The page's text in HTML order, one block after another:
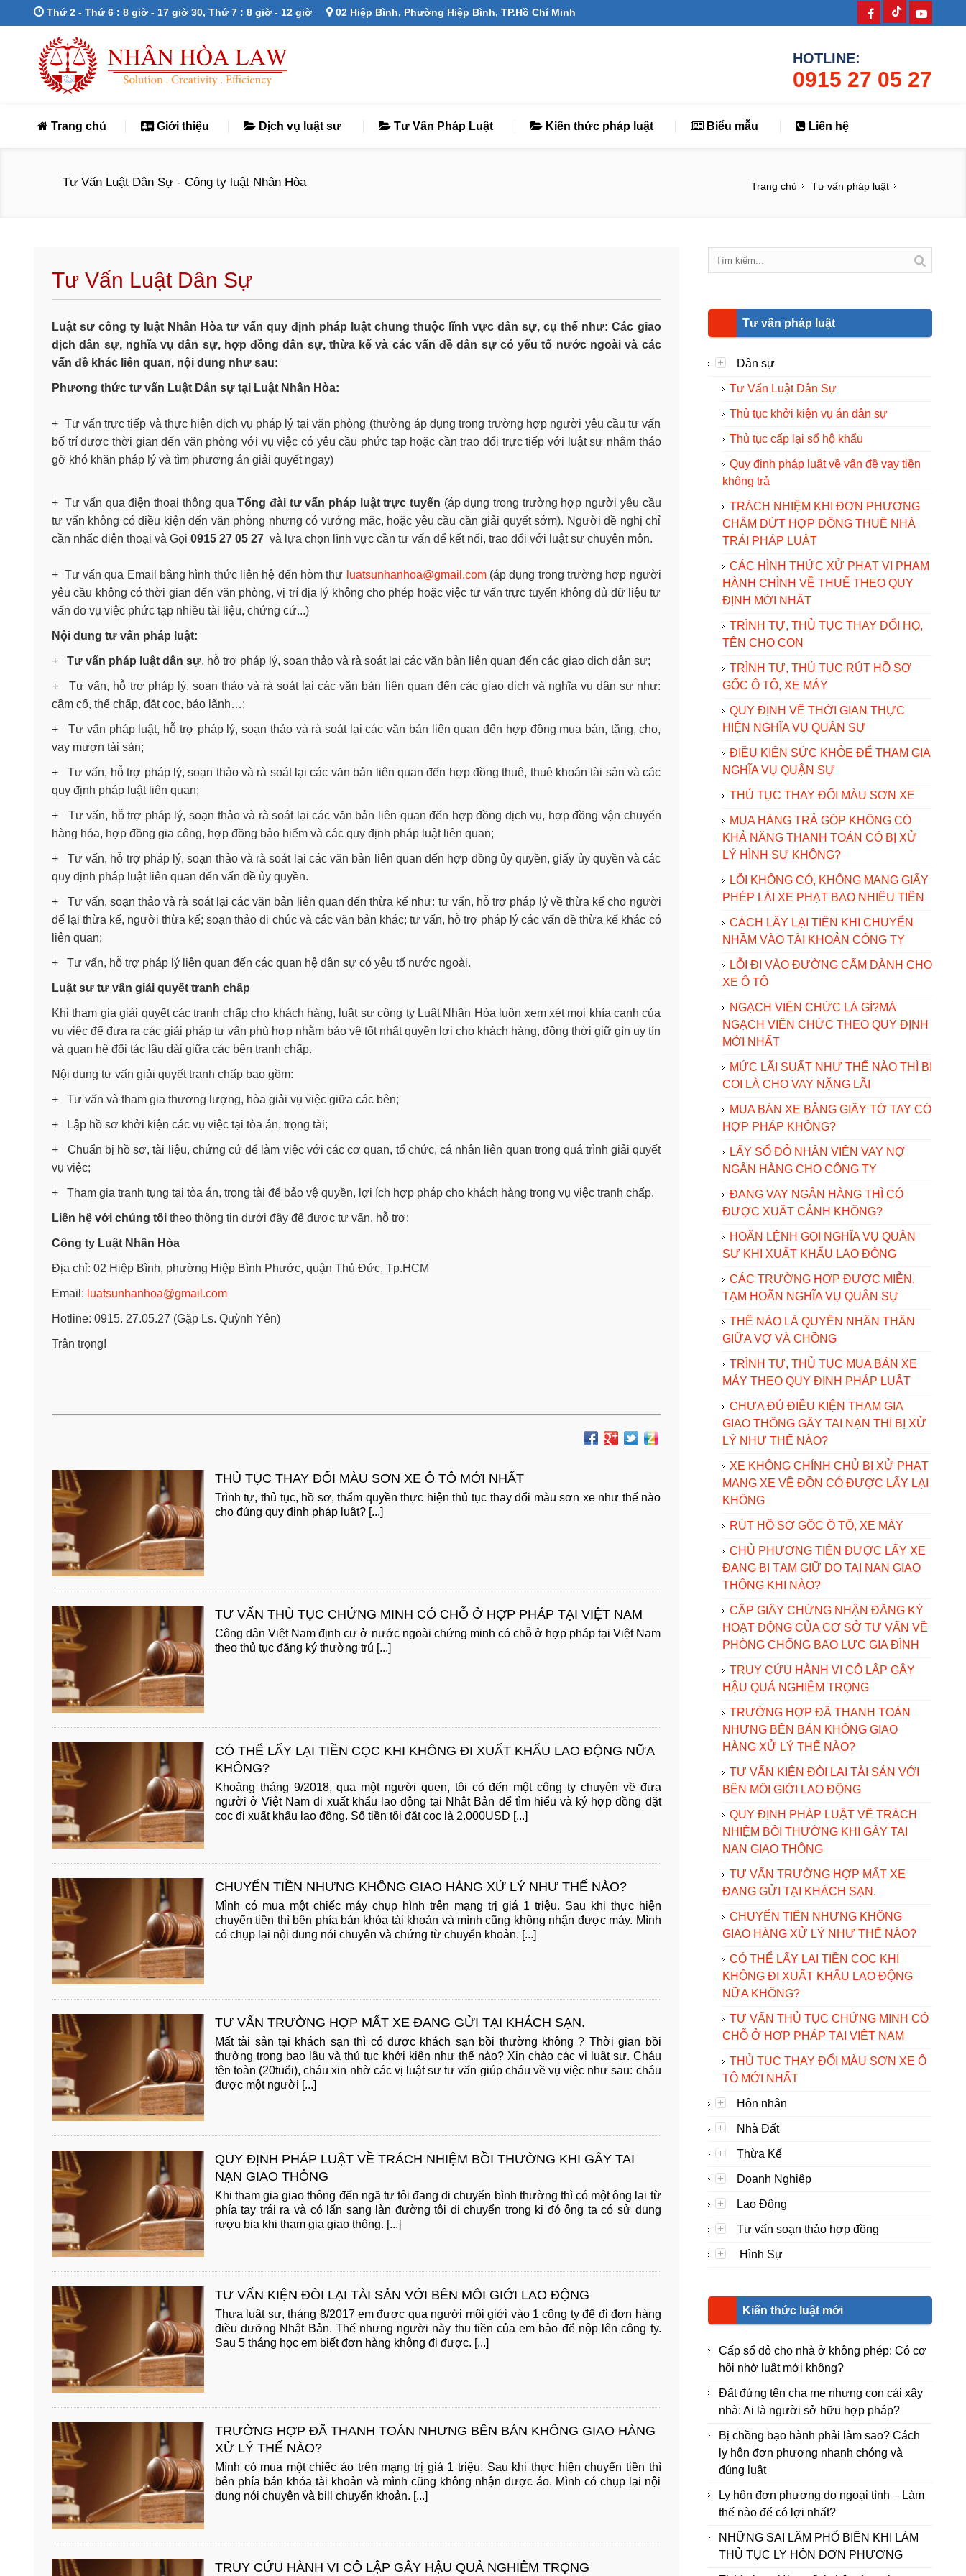
Thứ 2 - Thứ 6 : 8 giờ - 17 giờ 30, Thứ 7 : 8 giờ - 12 giờ 02 Hiệp Bình, Phường Hiệp Bình, TP.Hồ Chí Minh
HOTLINE:
0915 27 05 27
Trang chủ Giới thiệu Dịch vụ luật sư Tư Vấn Pháp Luật Kiến thức pháp luật Biểu mẫu Liên hệ
Tư Vấn Luật Dân Sự - Công ty luật Nhân Hòa Trang chủ Tư vấn pháp luật
Tư Vấn Luật Dân Sự
Luật sư công ty luật Nhân Hòa tư vấn quy định pháp luật chung thuộc lĩnh vực dân sự, cụ thể như: Các giao
dịch dân sự, nghĩa vụ dân sự, hợp đồng dân sự, thừa kế và các vấn đề dân sự có yếu tố nước ngoài và các
vấn đề khác liên quan, nội dung như sau:
Phương thức tư vấn Luật Dân sự tại Luật Nhân Hòa:
+ Tư vấn trực tiếp và thực hiện dịch vụ pháp lý tại văn phòng (thường áp dụng trong trường hợp người yêu cầu tư vấn
bố trí được thời gian đến văn phòng với vụ việc có yêu cầu phức tạp hoặc cần trao đổi trực tiếp với luật sư nhằm tháo
gỡ khó khăn pháp lý và tìm phương án giải quyết ngay)
+ Tư vấn qua điện thoại thông quaTổng đài tư vấn pháp luật trực tuyến (áp dụng trong trường hợp người yêu cầu
tư vấn không có điều kiện đến văn phòng nhưng có vướng mắc, hoặc yêu cầu cần giải quyết sớm). Người đề nghị chỉ
cần nhấc điện thoại và Gọi 0915 27 05 27 và lựa chọn lĩnh vực cần tư vấn để kết nối, trao đổi với luật sư chuyên môn.
+ Tư vấn qua Email bằng hình thức liên hệ đến hòm thư luatsunhanhoa@gmail.com(áp dụng trong trường hợp người
yêu cầu không có thời gian đến văn phòng, vị trí địa lý không cho phép hoặc việc tư vấn trực tuyến không đủ dữ liệu tư
vấn do vụ việc phức tạp nhiều tài liệu, chứng cứ...)
Nội dung tư vấn pháp luật:
+ Tư vấn pháp luật dân sự, hỗ trợ pháp lý, soạn thảo và rà soát lại các văn bản liên quan đến các giao dịch dân sự;
+ Tư vấn, hỗ trợ pháp lý, soạn thảo và rà soát lại các văn bản liên quan đến các giao dịch và nghĩa vụ dân sự như:
cầm cố, thế chấp, đặt cọc, bảo lãnh…;
+ Tư vấn pháp luật, hỗ trợ pháp lý, soạn thảo và rà soát lại các văn bản liên quan đến hợp đồng mua bán, tặng, cho,
vay mượn tài sản;
+ Tư vấn, hỗ trợ pháp lý, soạn thảo và rà soát lại các văn bản liên quan đến hợp đồng thuê, thuê khoán tài sản và các
quy định pháp luật liên quan;
+ Tư vấn, hỗ trợ pháp lý, soạn thảo và rà soát lại các văn bản liên quan đến hợp đồng dịch vụ, hợp đồng vận chuyển
hàng hóa, hợp đồng gia công, hợp đồng bảo hiểm và các quy định pháp luật liên quan;
+ Tư vấn, hỗ trợ pháp lý, soạn thảo và rà soát lại các văn bản liên quan đến hợp đồng ủy quyền, giấy ủy quyền và các
quy định pháp luật liên quan đến vấn đề ủy quyền.
+ Tư vấn, soạn thảo và rà soát lại các văn bản liên quan đến thừa kế như: tư vấn, hỗ trợ pháp lý về thừa kế cho người
để lại thừa kế, người thừa kế; soạn thảo di chúc và các văn bản khác; tư vấn, hỗ trợ pháp lý các vấn đề thừa kế khác có
liên quan;
+ Tư vấn, hỗ trợ pháp lý liên quan đến các quan hệ dân sự có yêu tố nước ngoài.
Luật sư tư vấn giải quyết tranh chấp
Khi tham gia giải quyết các tranh chấp cho khách hàng, luật sư công ty Luật Nhân Hòa luôn xem xét mọi khía cạnh của
vụ việc để đưa ra các giải pháp tư vấn phù hợp nhằm bảo vệ tốt nhất quyền lợi cho khách hàng, đồng thời giữ gìn uy tín
và quan hệ đối tác lâu dài giữa các bên tranh chấp.
Nội dung tư vấn giải quyết tranh chấp bao gồm:
+ Tư vấn và tham gia thương lượng, hòa giải vụ việc giữa các bên;
+ Lập hồ sơ khởi kiện các vụ việc tại tòa án, trọng tài;
+ Chuẩn bị hồ sơ, tài liệu, chứng cứ để làm việc với các cơ quan, tổ chức, cá nhân liên quan trong quá trình giải quyết
vụ việc;
+ Tham gia tranh tụng tại tòa án, trọng tài để bảo vệ quyền, lợi ích hợp pháp cho khách hàng trong vụ việc tranh chấp.
Liên hệ với chúng tôi theo thông tin dưới đây để được tư vấn, hỗ trợ:
Công ty Luật Nhân Hòa
Địa chỉ: 02 Hiệp Bình, phường Hiệp Bình Phước, quận Thủ Đức, Tp.HCM
Email: luatsunhanhoa@gmail.com
Hotline: 0915. 27.05.27 (Gặp Ls. Quỳnh Yên)
Trân trọng!
THỦ TỤC THAY ĐỔI MÀU SƠN XE Ô TÔ MỚI NHẤT
Trình tự, thủ tục, hồ sơ, thẩm quyền thực hiện thủ tục thay đổi màu sơn xe như thế nào
cho đúng quy định pháp luật? [...]
TƯ VẤN THỦ TỤC CHỨNG MINH CÓ CHỖ Ở HỢP PHÁP TẠI VIỆT NAM
Công dân Việt Nam định cư ở nước ngoài chứng minh có chỗ ở hợp pháp tại Việt Nam
theo thủ tục đăng ký thường trú [...]
CÓ THỂ LẤY LẠI TIỀN CỌC KHI KHÔNG ĐI XUẤT KHẨU LAO ĐỘNG NỮA
KHÔNG?
Khoảng tháng 9/2018, qua một người quen, tôi có đến một công ty chuyên về đưa
người ở Việt Nam đi xuất khẩu lao động tại Nhật Bản để tìm hiểu và ký hợp đồng đặt
cọc đi xuất khẩu lao động. Số tiền tôi đặt cọc là 2.000USD [...]
CHUYỂN TIỀN NHƯNG KHÔNG GIAO HÀNG XỬ LÝ NHƯ THẾ NÀO?
Mình có mua một chiếc máy chụp hình trên mạng trị giá 1 triệu. Sau khi thực hiện
chuyển tiền thì bên phía bán khóa tài khoản và mình cũng không nhận được máy. Mình
có chụp lại nội dung nói chuyện và chứng từ chuyển khoản. [...]
TƯ VẤN TRƯỜNG HỢP MẤT XE ĐANG GỬI TẠI KHÁCH SẠN.
Mất tài sản tại khách sạn thì có được khách sạn bồi thường không ? Thời gian bồi
thường trong bao lâu và thủ tục khởi kiện như thế nào? Xin chào các vị luât sư. Cháu
tên toàn (20tuổi), cháu xin nhờ các vị luật sư tư vấn giúp cháu về vụ việc như sau: cháu
được một người [...]
QUY ĐỊNH PHÁP LUẬT VỀ TRÁCH NHIỆM BỒI THƯỜNG KHI GÂY TAI
NẠN GIAO THÔNG
Khi tham gia giao thông đến ngã tư tôi đang di chuyển bình thường thì có một ông lai từ
phía tay trái ra và có lấn sang làn đường tôi di chuyển trong ki đó ông ta có sử dung
rượu bia khi tham gia giao thông. [...]
TƯ VẤN KIỆN ĐÒI LẠI TÀI SẢN VỚI BÊN MÔI GIỚI LAO ĐỘNG
Thưa luật sư, tháng 8/2017 em được qua người môi giới vào 1 công ty để đi đơn hàng
điều dưỡng Nhật Bản. Thế nhưng người này thu tiền của em bảo để nộp lên công ty.
Sau 5 tháng học em biết đơn hàng không đi được. [...]
TRƯỜNG HỢP ĐÃ THANH TOÁN NHƯNG BÊN BÁN KHÔNG GIAO HÀNG
XỬ LÝ THẾ NÀO?
Mình có mua một chiếc áo trên mạng trị giá 1 triệu. Sau khi thực hiện chuyển tiền thì
bên phía bán khóa tài khoản và mình cũng không nhận được áo. Mình có chụp lại nội
dung nói chuyện và bill chuyển khoản. [...]
TRUY CỨU HÀNH VI CÔ LẬP GÂY HẬU QUẢ NGHIÊM TRỌNG
Tư vấn pháp luật
Dân sự
Tư Vấn Luật Dân Sự
Thủ tục khởi kiện vụ án dân sự
Thủ tục cấp lại sổ hộ khẩu
Quy định pháp luật về vấn đề vay tiền
không trả
TRÁCH NHIỆM KHI ĐƠN PHƯƠNG
CHẤM DỨT HỢP ĐỒNG THUÊ NHÀ
TRÁI PHÁP LUẬT
CÁC HÌNH THỨC XỬ PHẠT VI PHẠM
HÀNH CHÌNH VỀ THUẾ THEO QUY
ĐỊNH MỚI NHẤT
TRÌNH TỰ, THỦ TỤC THAY ĐỔI HỌ,
TÊN CHO CON
TRÌNH TỰ, THỦ TỤC RÚT HỒ SƠ
GỐC Ô TÔ, XE MÁY
QUY ĐỊNH VỀ THỜI GIAN THỰC
HIỆN NGHĨA VỤ QUÂN SỰ
ĐIỀU KIỆN SỨC KHỎE ĐỂ THAM GIA
NGHĨA VỤ QUẬN SỰ
THỦ TỤC THAY ĐỔI MÀU SƠN XE
MUA HÀNG TRẢ GÓP KHÔNG CÓ
KHẢ NĂNG THANH TOÁN CÓ BỊ XỬ
LÝ HÌNH SỰ KHÔNG?
LỖI KHÔNG CÓ, KHÔNG MANG GIẤY
PHÉP LÁI XE PHẠT BAO NHIÊU TIỀN
CÁCH LẤY LẠI TIỀN KHI CHUYỂN
NHẦM VÀO TÀI KHOẢN CÔNG TY
LỖI ĐI VÀO ĐƯỜNG CẤM DÀNH CHO
XE Ô TÔ
NGẠCH VIÊN CHỨC LÀ GÌ?MÀ
NGẠCH VIÊN CHỨC THEO QUY ĐỊNH
MỚI NHẤT
MỨC LÃI SUẤT NHƯ THẾ NÀO THÌ BỊ
COI LÀ CHO VAY NẶNG LÃI
MUA BÁN XE BẰNG GIẤY TỜ TAY CÓ
HỢP PHÁP KHÔNG?
LẤY SỔ ĐỎ NHÂN VIÊN VAY NỢ
NGÂN HÀNG CHO CÔNG TY
ĐANG VAY NGÂN HÀNG THÌ CÓ
ĐƯỢC XUẤT CẢNH KHÔNG?
HOÃN LỆNH GỌI NGHĨA VỤ QUÂN
SỰ KHI XUẤT KHẨU LAO ĐỘNG
CÁC TRƯỜNG HỢP ĐƯỢC MIỄN,
TẠM HOÃN NGHĨA VỤ QUÂN SỰ
THẾ NÀO LÀ QUYỀN NHÂN THÂN
GIỮA VỢ VÀ CHỒNG
TRÌNH TỰ, THỦ TỤC MUA BÁN XE
MÁY THEO QUY ĐỊNH PHÁP LUẬT
CHƯA ĐỦ ĐIỀU KIỆN THAM GIA
GIAO THÔNG GÂY TAI NẠN THÌ BỊ XỬ
LÝ NHƯ THẾ NÀO?
XE KHÔNG CHÍNH CHỦ BỊ XỬ PHẠT
MANG XE VỀ ĐỒN CÓ ĐƯỢC LẤY LẠI
KHÔNG
RÚT HỒ SƠ GỐC Ô TÔ, XE MÁY
CHỦ PHƯƠNG TIỆN ĐƯỢC LẤY XE
ĐANG BỊ TẠM GIỮ DO TAI NẠN GIAO
THÔNG KHI NÀO?
CẤP GIẤY CHỨNG NHẬN ĐĂNG KÝ
HOẠT ĐỘNG CỦA CƠ SỞ TƯ VẤN VỀ
PHÒNG CHỐNG BẠO LỰC GIA ĐÌNH
TRUY CỨU HÀNH VI CÔ LẬP GÂY
HẬU QUẢ NGHIÊM TRỌNG
TRƯỜNG HỢP ĐÃ THANH TOÁN
NHƯNG BÊN BÁN KHÔNG GIAO
HÀNG XỬ LÝ THẾ NÀO?
TƯ VẤN KIỆN ĐÒI LẠI TÀI SẢN VỚI
BÊN MÔI GIỚI LAO ĐỘNG
QUY ĐỊNH PHÁP LUẬT VỀ TRÁCH
NHIỆM BỒI THƯỜNG KHI GÂY TAI
NẠN GIAO THÔNG
TƯ VẤN TRƯỜNG HỢP MẤT XE
ĐANG GỬI TẠI KHÁCH SẠN.
CHUYỂN TIỀN NHƯNG KHÔNG
GIAO HÀNG XỬ LÝ NHƯ THẾ NÀO?
CÓ THỂ LẤY LẠI TIỀN CỌC KHI
KHÔNG ĐI XUẤT KHẨU LAO ĐỘNG
NỮA KHÔNG?
TƯ VẤN THỦ TỤC CHỨNG MINH CÓ
CHỖ Ở HỢP PHÁP TẠI VIỆT NAM
THỦ TỤC THAY ĐỔI MÀU SƠN XE Ô
TÔ MỚI NHẤT
Hôn nhân
Nhà Đất
Thừa Kế
Doanh Nghiệp
Lao Động
Tư vấn soạn thảo hợp đồng
Hình Sự
Kiến thức luật mới
Cấp sổ đỏ cho nhà ở không phép: Có cơ
hội nhờ luật mới không?
Đất đứng tên cha mẹ nhưng con cái xây
nhà: Ai là người sở hữu hợp pháp?
Bị chồng bạo hành phải làm sao? Cách
ly hôn đơn phương nhanh chóng và
đúng luật
Ly hôn đơn phương do ngoại tình – Làm
thế nào để có lợi nhất?
NHỮNG SAI LẦM PHỔ BIẾN KHI LÀM
THỦ TỤC LY HÔN ĐƠN PHƯƠNG